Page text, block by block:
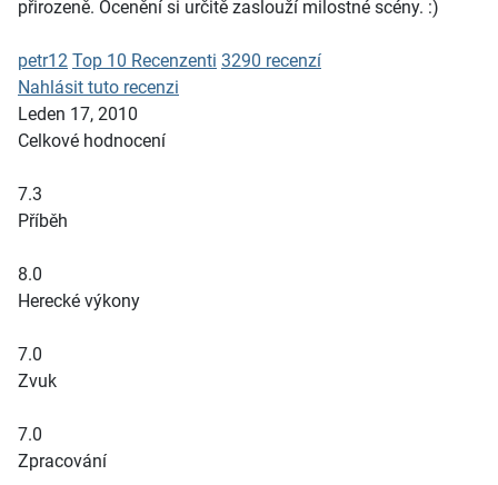
přirozeně. Ocenění si určitě zaslouží milostné scény. :)
petr12 Top 10 Recenzenti 3290 recenzí
Nahlásit tuto recenzi
Leden 17, 2010
Celkové hodnocení
7.3
Příběh
8.0
Herecké výkony
7.0
Zvuk
7.0
Zpracování